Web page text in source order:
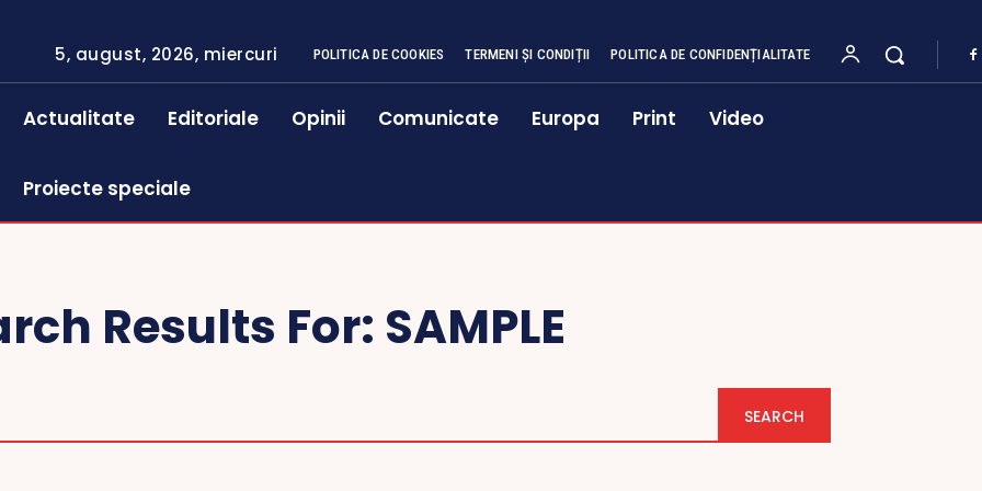
5, august, 2026, miercuri POLITICA DE COOKIES TERMENI ȘI CONDIȚII POLITICA DE CONFIDENȚIALITATE
Actualitate Editoriale Opinii Comunicate Europa Print Video
Proiecte speciale
Results For: SAMPLE
SEARCH